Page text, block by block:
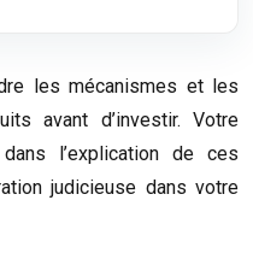
les mécanismes et les
avant d’investir. Votre
l’explication de ces
judicieuse dans votre